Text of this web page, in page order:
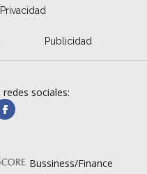
Publicidad
sociales:
Bussiness/Finance